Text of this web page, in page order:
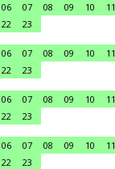
06 07 08 09 10 11
22
23
06 07 08 09 10 11
22
23
06 07 08 09 10 11
22
23
06 07 08 09 10 11
22
23